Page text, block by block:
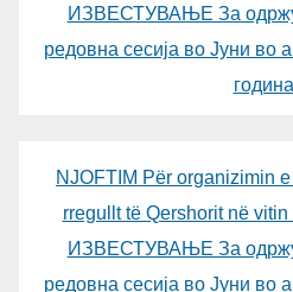
ИЗВЕСТУВАЊЕ За
редовна сесија во Јуни во
NJOFTIM Për organizimin
rregullt të Qershorit në
ИЗВЕСТУВАЊЕ За
редовна сесија во Јуни во